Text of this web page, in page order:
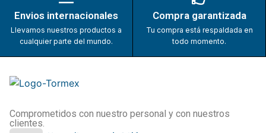
Envios internacionales
Llevamos nuestros productos a
cualquier parte del mundo.
Compra garantizada
Tu compra está respaldada en
todo momento.
Comprometidos con nuestro personal y con nuestros
clientes.